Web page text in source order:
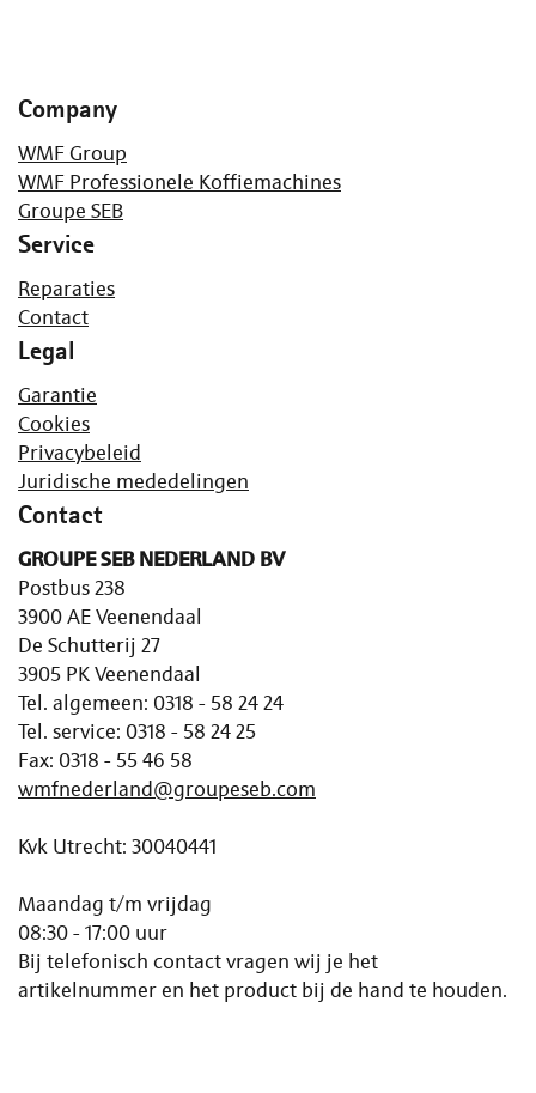
Company
WMF Group
WMF Professionele Koffiemachines
Groupe SEB
Service
Reparaties
Contact
Legal
Garantie
Cookies
Privacybeleid
Juridische mededelingen
Contact
GROUPE SEB NEDERLAND BV
Postbus 238
3900 AE Veenendaal
De Schutterij 27
3905 PK Veenendaal
Tel. algemeen: 0318 - 58 24 24
Tel. service: 0318 - 58 24 25
Fax: 0318 - 55 46 58
wmfnederland@groupeseb.com
Kvk Utrecht: 30040441
Maandag t/m vrijdag
08:30 - 17:00 uur
Bij telefonisch contact vragen wij je het
artikelnummer en het product bij de hand te houden.